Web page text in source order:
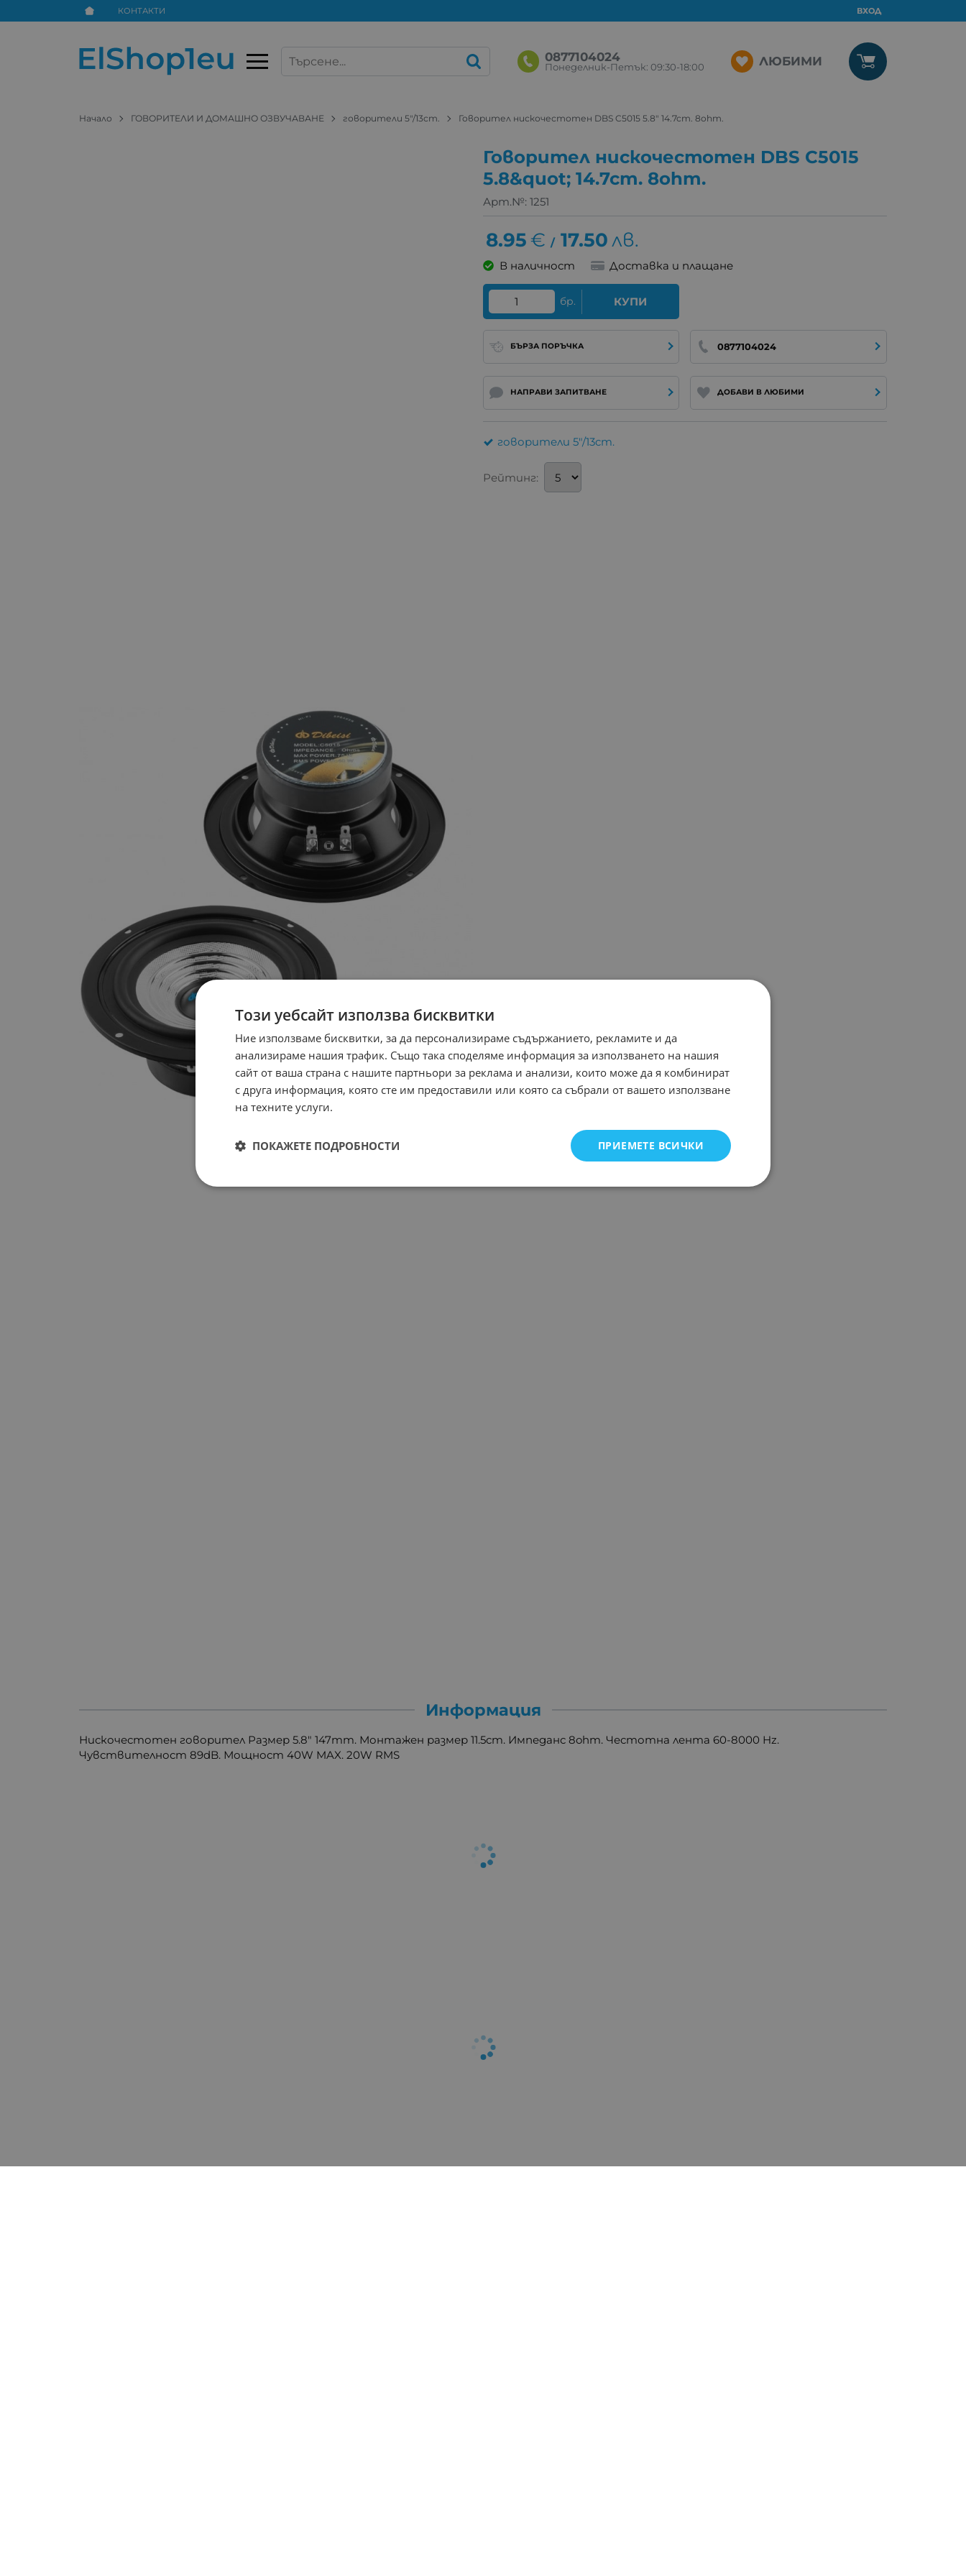
КОНТАКТИ ВХОД
0877104024
Понеделник-Петък: 09:30-18:00 ЛЮБИМИ
Начало ГОВОРИТЕЛИ И ДОМАШНО ОЗВУЧАВАНЕ говорители 5"/13cm. Говорител нискочестотен DBS C5015 5.8" 14.7cm. 8ohm.
Говорител нискочестотен DBS C5015
5.8&quot; 14.7cm. 8ohm.
Арт.№: 1251
8.95€ / 17.50лв.
В наличност Доставка и плащане
бр. КУПИ
БЪРЗА ПОРЪЧКА 0877104024
НАПРАВИ ЗАПИТВАНЕ ДОБАВИ В ЛЮБИМИ
говорители 5"/13cm.
Рейтинг:
Информация
Нискочестотен говорител Размер 5.8" 147mm. Монтажен размер 11.5cm. Импеданс 8ohm. Честотна лента 60-8000 Hz.
Чувствителност 89dB. Мощност 40W MAX. 20W RMS
Този уебсайт използва бисквитки
Ние използваме бисквитки, за да персонализираме съдържанието, рекламите и да
анализираме нашия трафик. Също така споделяме информация за използването на нашия
сайт от ваша страна с нашите партньори за реклама и анализи, които може да я комбинират
с друга информация, която сте им предоставили или която са събрали от вашето използване
на техните услуги.
ПРИЕМЕТЕ ВСИЧКИ
ПОКАЖЕТЕ ПОДРОБНОСТИ